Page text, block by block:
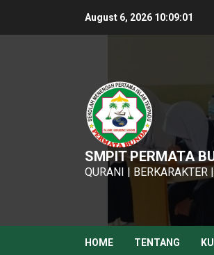
August 6, 2026 10:09:03
SMPIT PERMATA
QURANI | BERKARAKTER
HOME TENTANG